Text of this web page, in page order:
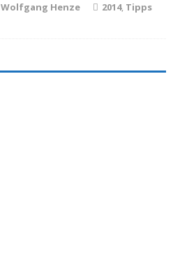
Wolfgang Henze 2014, Tipps